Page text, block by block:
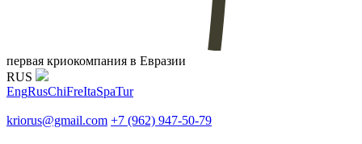
первая криокомпания в Евразии
RUS
EngRusChiFreItaSpaTur
kriorus@gmail.com +7 (962) 947-50-79